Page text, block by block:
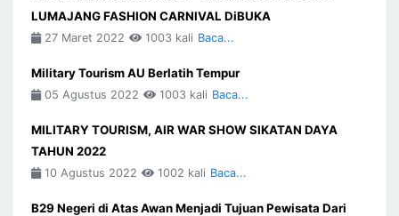
LUMAJANG FASHION CARNIVAL DiBUKA
27 Maret 2022 1003 kali Baca...
Military Tourism AU Berlatih Tempur
05 Agustus 2022 1003 kali Baca...
MILITARY TOURISM, AIR WAR SHOW SIKATAN DAYA
TAHUN 2022
10 Agustus 2022 1002 kali Baca...
B29 Negeri di Atas Awan Menjadi Tujuan Pewisata Dari